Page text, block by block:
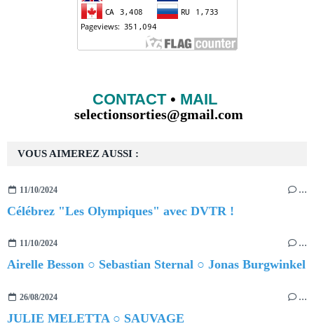
VOUS AIMEREZ AUSSI :
11/10/2024 …
Célébrez "Les Olympiques" avec DVTR !
11/10/2024 …
Airelle Besson ○ Sebastian Sternal ○ Jonas Burgwinkel
26/08/2024 …
JULIE MELETTA ○ SAUVAGE
CONTACT• MAIL
selectionsorties@gmail.com